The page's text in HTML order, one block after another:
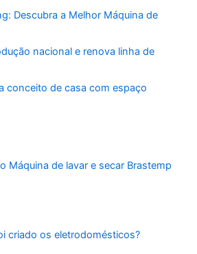
Descubra a Melhor Máquina de
nacional e renova linha de
conceito de casa com espaço
Máquina de lavar e secar Brastemp
criado os eletrodomésticos?